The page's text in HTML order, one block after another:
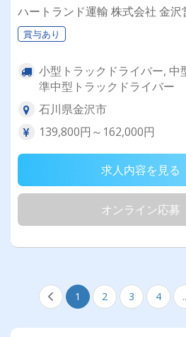
ハートランド運輸 株式会社 金沢
賞与あり
小型トラックドライバー, 中
準中型トラックドライバー
石川県金沢市
139,800円～162,000円
求人内容を見る
オンライン応募
1 2 3 4